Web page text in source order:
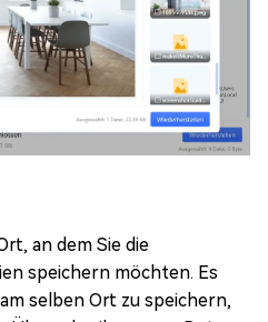
an dem Sie die
speichern möchten. Es
selben Ort zu speichern,